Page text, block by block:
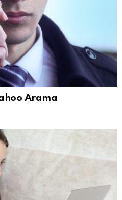
Arama